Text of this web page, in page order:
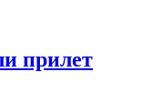
прилет